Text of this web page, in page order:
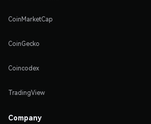
CoinMarketCap
CoinGecko
Coincodex
TradingView
Company